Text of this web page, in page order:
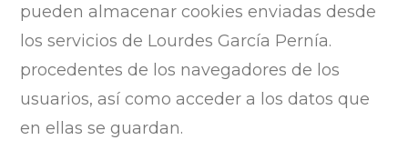
pueden almacenar cookies enviadas desde
los servicios de Lourdes García Pernía.
procedentes de los navegadores de los
usuarios, así como acceder a los datos que
en ellas se guardan.